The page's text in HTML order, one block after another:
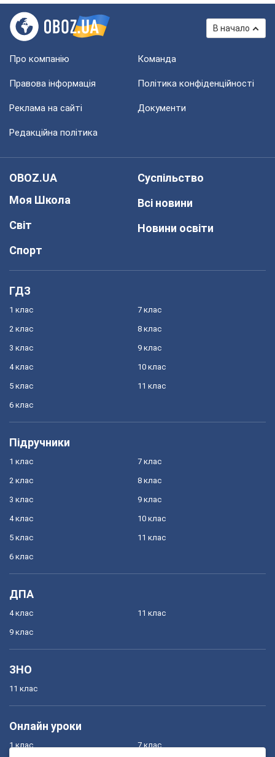
В начало
Про компанію Команда
Правова інформація Політика конфіденційності
Реклама на сайті Документи
Редакційна політика
OBOZ.UA
Моя Школа
Світ
Спорт
Суспільство
Всі новини
Новини освіти
ГДЗ
1 клас
2 клас
3 клас
4 клас
5 клас
6 клас
7 клас
8 клас
9 клас
10 клас
11 клас
Підручники
1 клас
2 клас
3 клас
4 клас
5 клас
6 клас
7 клас
8 клас
9 клас
10 клас
11 клас
ДПА
4 клас
9 клас
11 клас
ЗНО
11 клас
Онлайн уроки
1 клас 7 клас